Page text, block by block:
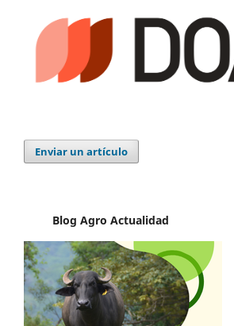
Enviar un artículo
Blog Agro Actualidad